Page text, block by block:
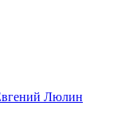
Люлин